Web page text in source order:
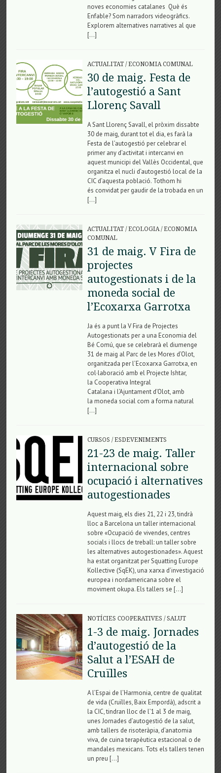
noves economies catalanes Què és
Enfable? Som narradors videogràfics.
Explorem alternatives narratives al que
[…]
ACTUALITAT/ECONOMIA COMUNAL
30 de maig. Festa de
l’autogestió a Sant
Llorenç Savall
A Sant Llorenç Savall, el pròxim dissabte
30 de maig, durant tot el dia, es farà la
Festa de l’autogestió per celebrar el
primer any d’activitat i intercanvi en
aquest municipi del Vallès Occidental, que
organitza el nucli d’autogestió local de la
CIC d’aquesta població. Tothom hi
és convidat per gaudir de la trobada en un
[…]
ACTUALITAT/ECOLOGIA/ECONOMIA
COMUNAL
31 de maig. V Fira de
projectes
autogestionats i de la
moneda social de
l’Ecoxarxa Garrotxa
Ja és a punt la V Fira de Projectes
Autogestionats per a una Economia del
Bé Comú, que se celebrarà el diumenge
31 de maig al Parc de les Mores d’Olot,
organitzada per l’Ecoxarxa Garrotxa, en
col·laboració amb el Projecte Ishtar,
la Cooperativa Integral
Catalana i l’Ajuntament d’Olot, amb
la moneda social com a forma natural
[…]
CURSOS /ESDEVENIMENTS
21-23 de maig. Taller
internacional sobre
ocupació i alternatives
autogestionades
Aquest maig, els dies 21, 22 i 23, tindrà
lloc a Barcelona un taller internacional
sobre «Ocupació de vivendes, centres
socials i llocs de treball: un taller sobre
les alternatives autogestionades». Aquest
ha estat organitzat per Squatting Europe
Kollective (SqEK), una xarxa d’investigació
europea i nordamericana sobre el
moviment okupa. Els tallers se […]
NOTÍCIES COOPERATIVES /SALUT
1-3 de maig. Jornades
d’autogestió de la
Salut a l’ESAH de
Cruïlles
A l’Espai de l’Harmonia, centre de qualitat
de vida (Cruïlles, Baix Empordà), adscrit a
la CIC, tindran lloc de l’1 al 3 de maig,
unes Jornades d’autogestió de la salut,
amb tallers de risoteràpia, d’anatomia
viva, de cuina terapèutica estacional o de
mandales mexicans. Tots els tallers tenen
un preu […]